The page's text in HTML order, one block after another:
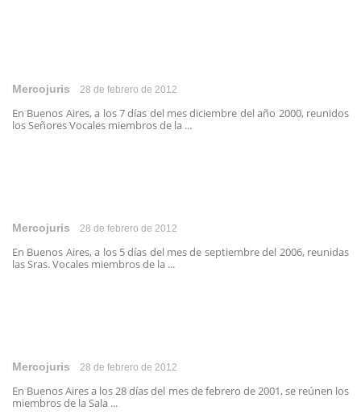
Mercojuris 28 de febrero de 2012
En Buenos Aires, a los 7 días del mes diciembre del año 2000, reunidos
los Señores Vocales miembros de la ...
Mercojuris 28 de febrero de 2012
En Buenos Aires, a los 5 días del mes de septiembre del 2006, reunidas
las Sras. Vocales miembros de la ...
Mercojuris 28 de febrero de 2012
En Buenos Aires a los 28 días del mes de febrero de 2001, se reúnen los
miembros de la Sala ...